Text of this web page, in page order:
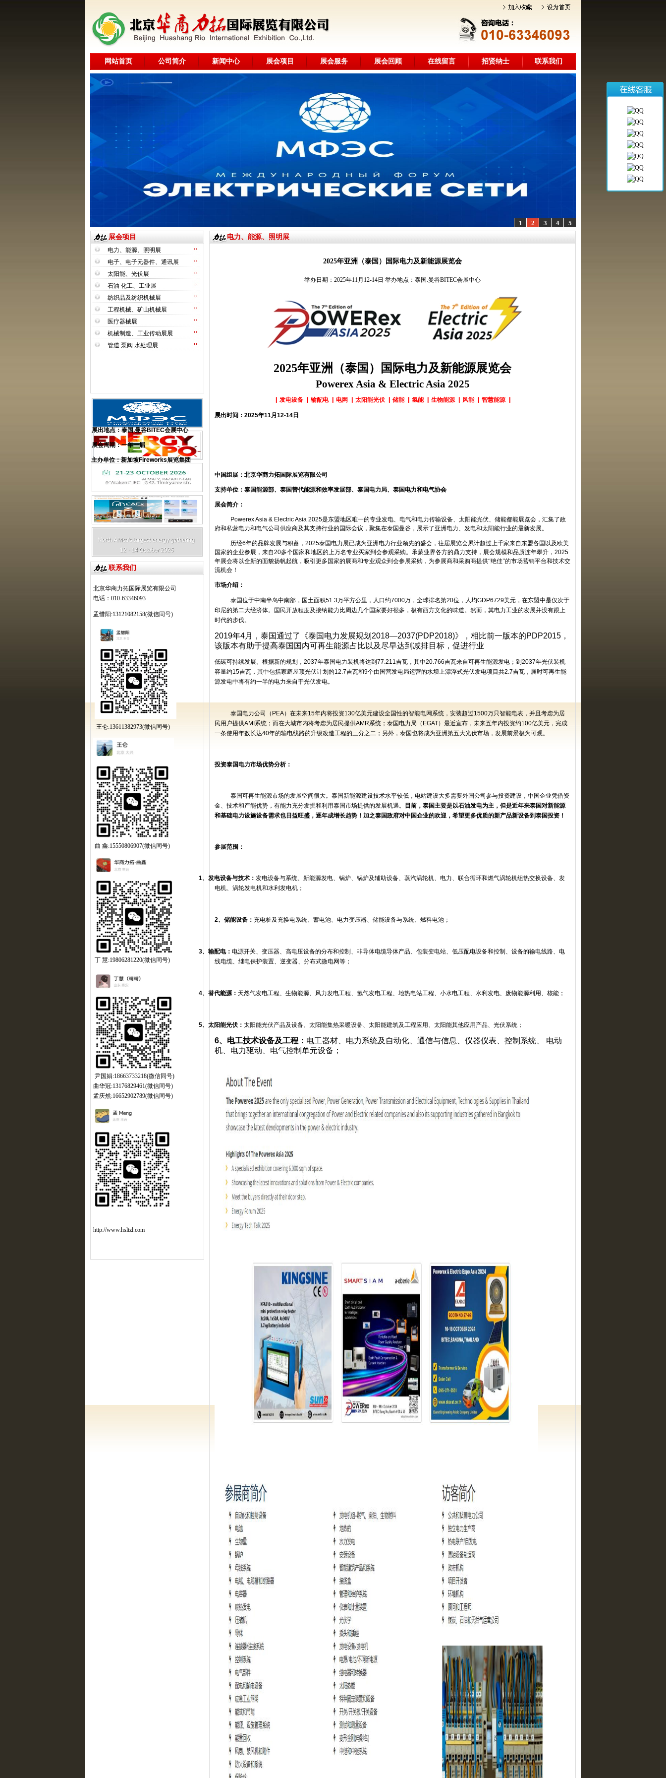
网站首页 公司简介 新闻中心 展会项目 展会服务 展会回顾 在线留言 招贤纳士 联系我们
5
4
3
2
1
展会项目
电力、能源、照明展
电子、电子元器件、通讯展
太阳能、光伏展
石油 化工、工业展
纺织品及纺织机械展
工程机械、矿山机械展
医疗器械展
机械制造、工业传动展展
管道 泵阀 水处理展
联系我们
北京华商力拓国际展览有限公司
电话：010-63346093
孟惜阳:13121082158(微信同号)
王仑:13611382973(微信同号)
曲 鑫:15550806907(微信同号)
丁 慧:19806281220(微信同号)
尹国娟:18663733218(微信同号)
曲华冠:13176829461(微信同号)
孟庆然:16652902789(微信同号)
http://www.hsltzl.com
电力、能源、照明展
2025年亚洲（泰国）国际电力及新能源展览会
举办日期：2025年11月12-14日 举办地点：泰国.曼谷BITEC会展中心
2025年亚洲（泰国）国际电力及新能源展览会
Powerex Asia & Electric Asia 2025
▏发电设备 ▏输配电 ▏电网 ▏太阳能光伏 ▏储能 ▏氢能 ▏生物能源 ▏风能 ▏智慧能源 ▏
展出时间： 2025年11月 12-14 日
展出地点：泰国.曼谷BITEC会展中心
展会周期 ：一年一届
主办单位：新加坡Fireworks展览集团
中国组展 ： 北京华商力拓国际展览有限公司
支持单位：泰国能源部、泰国替代能源和效率发展部、泰国电力局、泰国电力和电气协会
展会简介 ：
Powerex Asia & Electric Asia 2025是东盟地区唯一的专业发电、电气和电力传输设备、太阳能光伏、储能都能展览会，汇集了政
府和私营电力和电气公司供应商及其支持行业的国际会议，聚集在泰国曼谷，展示了亚洲电力、发电和太阳能行业的最新发展。
历经6年的品牌发展与积蓄， 2025泰国电力展已成为亚洲电力行业领先的盛会，往届展览会累计超过上千家来自东盟各国以及欧美
国家的企业参展，来自20多个国家和地区的上万名专业买家到会参观采购。承蒙业界各方的鼎力支持，展会规模和品质连年攀升， 2025
年展会将以全新的面貌扬帆起航，吸引更多国家的展商和专业观众到会参展采购，为参展商和采购商提供“绝佳”的市场营销平台和技术交
流机会！
市场介绍：
泰国位于中南半岛中南部，国土面积51.3万平方公里，人口约7000万，全球排名第20位，人均GDP6729美元，在东盟中是仅次于
印尼的第二大经济体。国民开放程度及接纳能力比周边几个国家要好很多，极有西方文化的味道。然而，其电力工业的发展并没有跟上
时代的步伐。
2019年4月，泰国通过了《泰国电力发展规划 2018—2037(PDP2018)》，相比前一版本的PDP2015 ，
该版本有助于提高泰国国内可再生能源占比以及尽早达到减排目标，促进行业
低碳可持续发展。根据新的规划， 2037年泰国电力装机将达到 77.211吉瓦，其中20.766吉瓦来自可再生能源发电；到 2037年光伏装机
容量约15吉瓦，其中包括家庭屋顶光伏计划的12.7吉瓦和9个由国营发电局运营的水坝上漂浮式光伏发电项目共2.7吉瓦，届时可再生能
源发电中将有约一半的电力来自于光伏发电。
泰国电力公司（ PEA）在未来15年内将投资130亿美元建设全国性的智能电网系统，安装超过1500万只智能电表，并且考虑为居
民用户提供AMI 系统；而在大城市内将考虑为居民提供AMR系统；泰国电力局（ EGAT）最近宣布，未来五年内投资约100亿美元，完成
一条使用年数长达40年的输电线路的升级改造工程的三分之二；另外，泰国也将成为亚洲第五大光伏市场，发展前景极为可观。
投资泰国电力市场优势分析：
泰国可再生能源市场的发展空间很大。泰国新能源建设技术水平较低，电站建设大多需要外国公司参与投资建设，中国企业凭借资
金、技术和产能优势，有能力充分发掘和利用泰国市场提供的发展机遇。
目前，泰国主要是以石油发电为主，但是近年来泰国对新能源
和基础电力设施设备需求也日益旺盛，逐年成增长趋势！加之泰国政府对中国企业的欢迎，希望更多优质的新产品新设备到泰国投资！
参展范围：
1、发电设备与技术： 发电设备与系统、新能源发电、锅炉、锅炉及辅助设备、蒸汽涡轮机、电力、联合循环和燃气涡轮机组热交换设备、发
电机、涡轮发电机和水利发电机；
2、储能设备： 充电桩及充换电系统、蓄电池、电力变压器、储能设备与系统、燃料电池；
3、输配电： 电源开关、变压器、高电压设备的分布和控制、非导体电缆导体产品、包装变电站、低压配电设备和控制、设备的输电线路、电
线电缆、继电保护装置、逆变器、分布式微电网等；
4、替代能源： 天然气发电工程、生物能源、风力发电工程、氢气发电工程、地热电站工程、小水电工程、水利发电、废物能源利用、核能；
5、太阳能光伏： 太阳能光伏产品及设备、太阳能集热采暖设备、太阳能建筑及工程应用、太阳能其他应用产品、光伏系统；
6、电工技术设备及工程： 电工器材、电力系统及自动化、通信与信息、仪器仪表、控制系统、
电动
机、电力驱动、电气控制单元设备；